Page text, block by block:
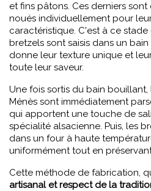
et fins pâtons. Ces derniers
noués individuellement pour
caractéristique. C'est à ce
bretzels sont saisis dans un
donne leur texture unique et
toute leur saveur.
Une fois sortis du bain
Ménès sont immédiatement
qui apportent une touche de
spécialité alsacienne. Puis, les
dans un four à haute
uniformément tout en
Cette méthode de fabrication,
artisanal et respect de la